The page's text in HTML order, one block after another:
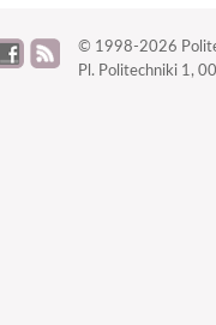
© 1998-2026
Pl. Politechniki 1,